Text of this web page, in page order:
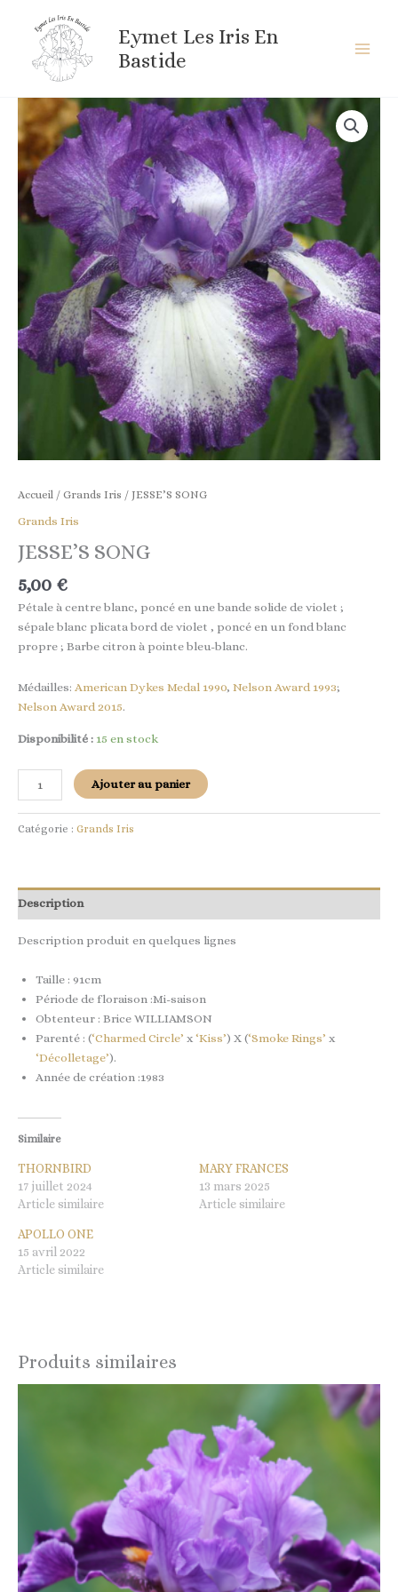
contenu
Eymet Les Iris En
Bastide
Accueil / Grands Iris / JESSE’S SONG
Grands Iris
JESSE’S SONG
5,00 €
Pétale à centre blanc, poncé en une bande solide de violet ;
sépale blanc plicata bord de violet , poncé en un fond blanc
propre ; Barbe citron à pointe bleu-blanc.
Médailles: American Dykes Medal 1990, Nelson Award 1993;
Nelson Award 2015.
Disponibilité : 15 en stock
quantité
de
JESSE'S
SONG
Ajouter au panier
Catégorie : Grands Iris
Description
Description produit en quelques lignes
Taille : 91cm
Période de floraison :Mi-saison
Obtenteur : Brice WILLIAMSON
Parenté : (‘Charmed Circle’ x ‘Kiss’) X (‘Smoke Rings’ x
‘Décolletage’).
Année de création :1983
Similaire
THORNBIRD
17 juillet 2024
Article similaire
MARY FRANCES
13 mars 2025
Article similaire
APOLLO ONE
15 avril 2022
Article similaire
Produits similaires